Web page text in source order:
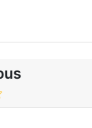
appreciate